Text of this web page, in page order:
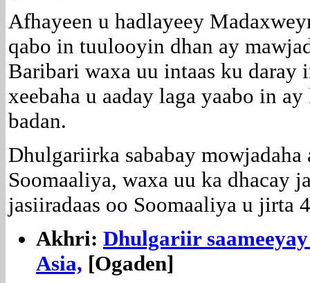
Afhayeen u hadlayeey
qabo in tuulooyin dhan ay
Baribari waxa uu intaas ku daray
xeebaha u aaday laga yaabo in
badan.
Dhulgariirka sababay mowjadaha
Soomaaliya, waxa uu ka dhacay
jasiiradaas oo Soomaaliya u jirta
Akhri: Dhulgariir
Asia, [Ogaden]